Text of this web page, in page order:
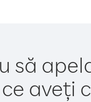
să
aveți